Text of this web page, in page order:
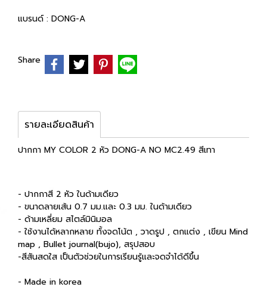
แบรนด์ : DONG-A
Share
รายละเอียดสินค้า
ปากกา MY COLOR 2 หัว DONG-A NO MC2.49 สีเทา
- ปากกาสี 2 หัว ในด้ามเดียว
- ขนาดลายเส้น 0.7 มม.และ 0.3 มม. ในด้ามเดียว
- ด้ามเหลี่ยม สไตล์มินิมอล
- ใช้งานได้หลากหลาย ทั้งจดโน้ต , วาดรูป , ตกแต่ง , เขียน Mind
map , Bullet journal(bujo), สรุปสอบ
-สีสันสดใส เป็นตัวช่วยในการเรียนรู้และจดจำได้ดีขึ้น
- Made in korea